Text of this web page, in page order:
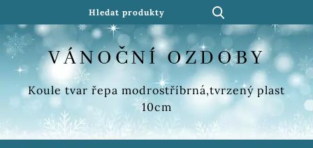
VÁNOČNÍ OZDOBY
Koule tvar řepa modrostříbrná,tvrzený plast
10cm